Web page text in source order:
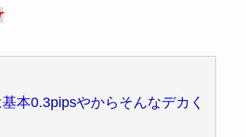
本0.3pipsやからそんなデカく